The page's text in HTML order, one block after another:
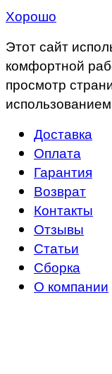
Хорошо
Этот сайт
комфортной
просмотр
Доставка
Оплата
Гарантия
Возврат
Контакты
Отзывы
Статьи
Сборка
О компании